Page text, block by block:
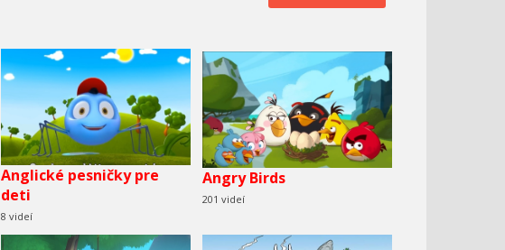
Anglické pesničky pre
deti
8 videí
Angry Birds
201 videí